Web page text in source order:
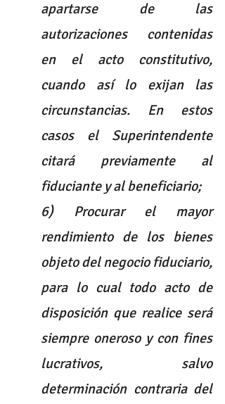
apartarse de las
autorizaciones contenidas
en el acto constitutivo,
cuando así lo exijan las
circunstancias. En estos
casos el Superintendente
citará previamente al
fiduciante y al beneficiario;
6) Procurar el mayor
rendimiento de los bienes
objeto del negocio fiduciario,
para lo cual todo acto de
disposición que realice será
siempre oneroso y con fines
lucrativos, salvo
determinación contraria del